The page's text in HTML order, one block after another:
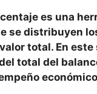
es una
se distribuyen
total. En
total del